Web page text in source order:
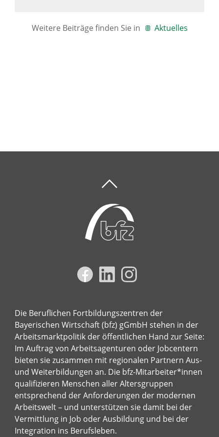
Weitere Beiträge finden Sie in Aktuelles
Die Beruflichen Fortbildungszentren der
Bayerischen Wirtschaft (bfz) gGmbH stehen in der
Arbeitsmarktpolitik der öffentlichen Hand zur Seite:
Im Auftrag von Arbeitsagenturen oder Jobcentern
bieten sie zusammen mit regionalen Partnern Aus-
und Weiterbildungen an. Die bfz-Mitarbeiter*innen
qualifizieren Menschen aller Altersgruppen
entsprechend der Anforderungen der modernen
Arbeitswelt – und unterstützen sie damit bei der
Vermittlung in Job oder Ausbildung und bei der
Integration ins Berufsleben.